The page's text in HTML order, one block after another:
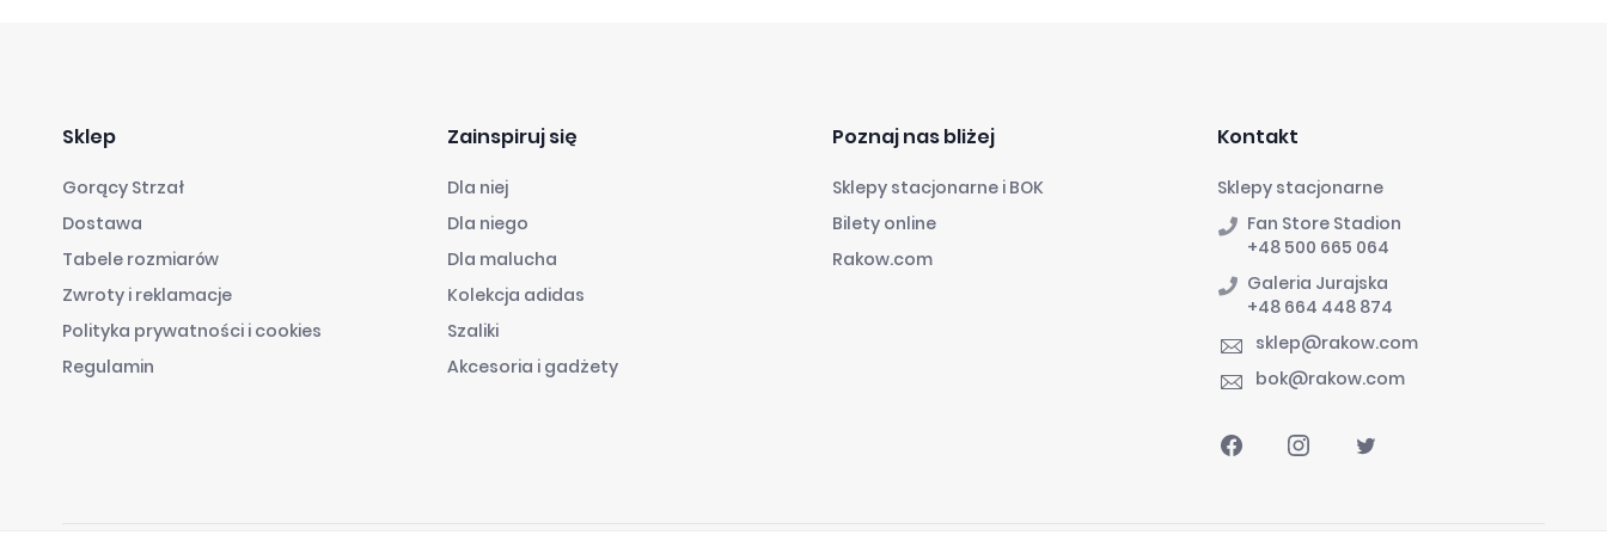
Sklep
Gorący Strzał
Dostawa
Tabele rozmiarów
Zwroty i reklamacje
Polityka prywatności i cookies
Regulamin
Zainspiruj się
Dla niej
Dla niego
Dla malucha
Kolekcja adidas
Szaliki
Akcesoria i gadżety
Poznaj nas bliżej
Sklepy stacjonarne i BOK
Bilety online
Rakow.com
Kontakt
Sklepy stacjonarne
Fan Store Stadion
+48 500 665 064
Galeria Jurajska
+48 664 448 874
sklep@rakow.com
bok@rakow.com